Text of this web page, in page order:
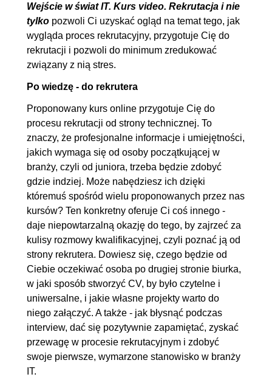
Wejście w świat IT. Kurs video. Rekrutacja i nie
tylko pozwoli Ci uzyskać ogląd na temat tego, jak
wygląda proces rekrutacyjny, przygotuje Cię do
rekrutacji i pozwoli do minimum zredukować
związany z nią stres.
Po wiedzę - do rekrutera
Proponowany kurs online przygotuje Cię do
procesu rekrutacji od strony technicznej. To
znaczy, że profesjonalne informacje i umiejętności,
jakich wymaga się od osoby początkującej w
branży, czyli od juniora, trzeba będzie zdobyć
gdzie indziej. Może nabędziesz ich dzięki
któremuś spośród wielu proponowanych przez nas
kursów? Ten konkretny oferuje Ci coś innego -
daje niepowtarzalną okazję do tego, by zajrzeć za
kulisy rozmowy kwalifikacyjnej, czyli poznać ją od
strony rekrutera. Dowiesz się, czego będzie od
Ciebie oczekiwać osoba po drugiej stronie biurka,
w jaki sposób stworzyć CV, by było czytelne i
uniwersalne, i jakie własne projekty warto do
niego załączyć. A także - jak błysnąć podczas
interview, dać się pozytywnie zapamiętać, zyskać
przewagę w procesie rekrutacyjnym i zdobyć
swoje pierwsze, wymarzone stanowisko w branży
IT.